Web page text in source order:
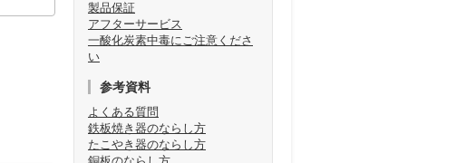
製品保証
アフターサービス
一酸化炭素中毒にご注意くださ
い
参考資料
よくある質問
鉄板焼き器のならし方
たこやき器のならし方